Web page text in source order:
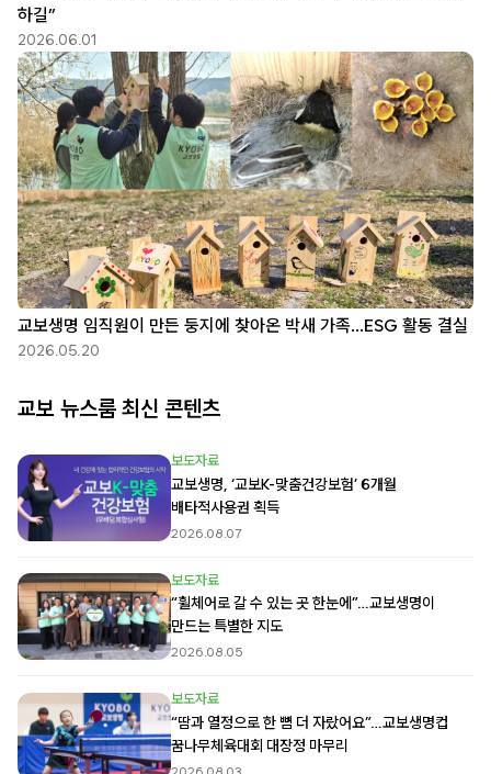
하길”
2026.06.01
교보생명 임직원이 만든 둥지에 찾아온 박새 가족…ESG 활동 결실
2026.05.20
교보 뉴스룸 최신 콘텐츠
보도자료
교보생명, ‘교보K-맞춤건강보험’ 6개월
배타적사용권 획득
2026.08.07
보도자료
“휠체어로 갈 수 있는 곳 한눈에”…교보생명이
만드는 특별한 지도
2026.08.05
보도자료
“땀과 열정으로 한 뼘 더 자랐어요”…교보생명컵
꿈나무체육대회 대장정 마무리